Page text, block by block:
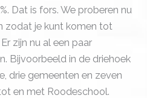
Dat is fors. We proberen nu
zodat je kunt komen tot
zijn nu al een paar
Bijvoorbeeld in de driehoek
drie gemeenten en zeven
en met Roodeschool.